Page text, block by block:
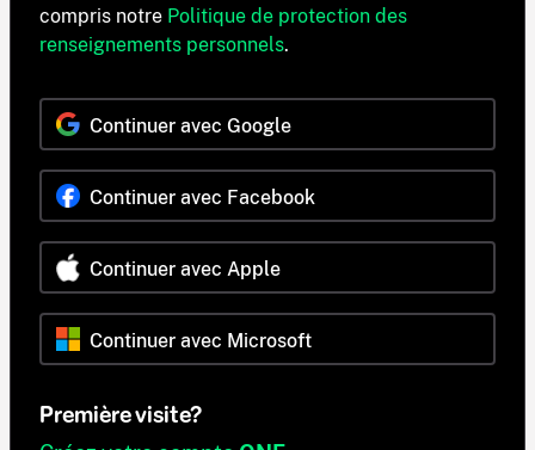
compris notre Politique de protection des
renseignements personnels.
Continuer avec Google
Continuer avec Facebook
Continuer avec Apple
Continuer avec Microsoft
Première visite?